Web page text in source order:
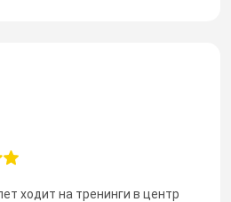
ходит на тренинги в центр